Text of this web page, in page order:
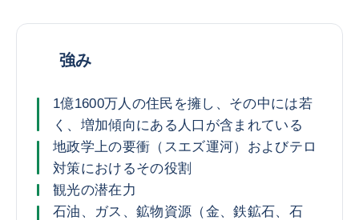
強み
1億1600万人の住民を擁し、その中には若
く、増加傾向にある人口が含まれている
地政学上の要衝（スエズ運河）およびテロ
対策におけるその役割
観光の潜在力
石油、ガス、鉱物資源（金、鉄鉱石、石